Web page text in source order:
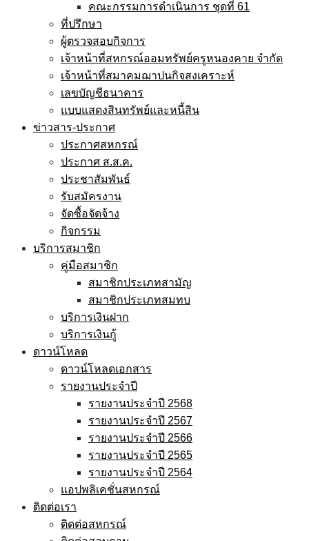
คณะกรรมการดำเนินการ ชุดที่ 61
ที่ปรึกษา
ผู้ตรวจสอบกิจการ
เจ้าหน้าที่สหกรณ์ออมทรัพย์ครูหนองคาย จำกัด
เจ้าหน้าที่สมาคมฌาปนกิจสงเคราะห์
เลขบัญชีธนาคาร
แบบแสดงสินทรัพย์และหนี้สิน
ข่าวสาร-ประกาศ
ประกาศสหกรณ์
ประกาศ ส.ส.ค.
ประชาสัมพันธ์
รับสมัครงาน
จัดซื้อจัดจ้าง
กิจกรรม
บริการสมาชิก
คู่มือสมาชิก
สมาชิกประเภทสามัญ
สมาชิกประเภทสมทบ
บริการเงินฝาก
บริการเงินกู้
ดาวน์โหลด
ดาวน์โหลดเอกสาร
รายงานประจำปี
รายงานประจำปี 2568
รายงานประจำปี 2567
รายงานประจำปี 2566
รายงานประจำปี 2565
รายงานประจำปี 2564
แอปพลิเคชั่นสหกรณ์
ติดต่อเรา
ติดต่อสหกรณ์